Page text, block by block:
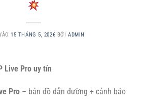
15 THÁNG 5, 2026 BỞI ADMIN
Live Pro uy tín
Pro – bản đồ dẫn đường + cảnh báo